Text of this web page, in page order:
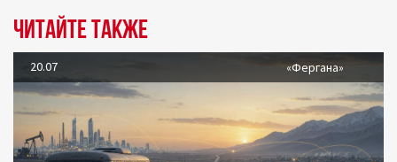
Читайте также
20.07 «Фергана»